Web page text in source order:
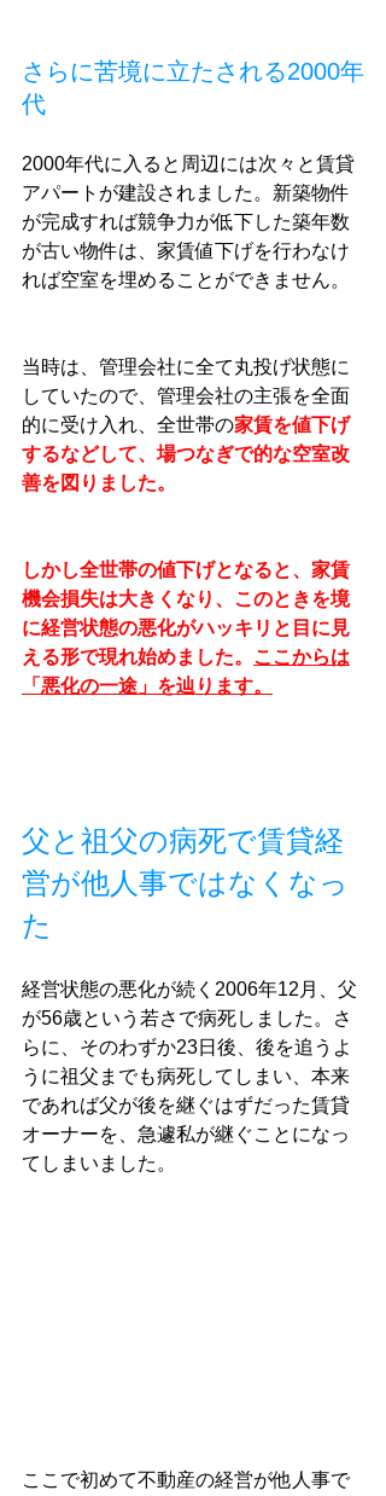
さらに苦境に立たされる2000年
代
2000年代に入ると周辺には次々と賃貸
アパートが建設されました。新築物件
が完成すれば競争力が低下した築年数
が古い物件は、家賃値下げを行わなけ
れば空室を埋めることができません。
当時は、管理会社に全て丸投げ状態に
していたので、管理会社の主張を全面
的に受け入れ、全世帯の家賃を値下げ
するなどして、場つなぎで的な空室改
善を図りました。
しかし全世帯の値下げとなると、家賃
機会損失は大きくなり、このときを境
に経営状態の悪化がハッキリと目に見
える形で現れ始めました。 ここからは
「悪化の一途」を辿ります。
父と祖父の病死で賃貸経
営が他人事ではなくなっ
た
経営状態の悪化が続く2006年12月、父
が56歳という若さで病死しました。さ
らに、そのわずか23日後、後を追うよ
うに祖父までも病死してしまい、本来
であれば父が後を継ぐはずだった賃貸
オーナーを、急遽私が継ぐことになっ
てしまいました。
ここで初めて不動産の経営が他人事で